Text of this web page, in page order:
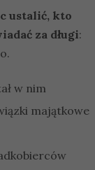
ustalić, kto
za długi:
w nim
majątkowe